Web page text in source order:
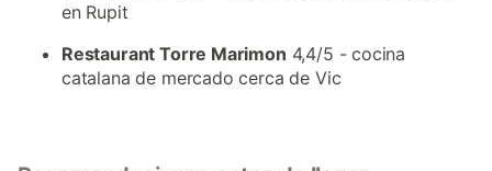
en Rupit
Restaurant Torre Marimon 4,4/5 - cocina
catalana de mercado cerca de Vic